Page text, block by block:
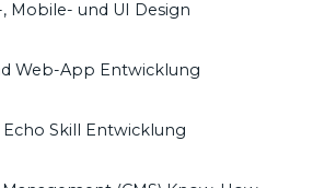
Mobile- und UI Design
Web-App Entwicklung
Skill Entwicklung